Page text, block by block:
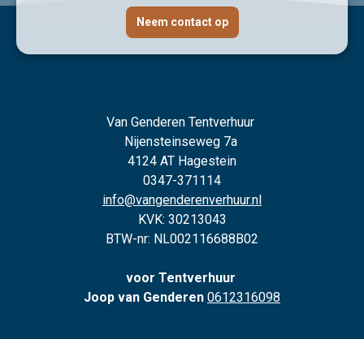
Neem contact op
Van Genderen Tentverhuur
Nijensteinseweg 7a
4124 AT Hagestein
0347-371114
info@vangenderenverhuur.nl
KVK: 30213043
BTW-nr: NL002116688B02
voor Tentverhuur
Joop van Genderen 0612316098